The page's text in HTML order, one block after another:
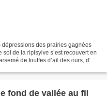
dépressions des prairies gagnées
de la ripisylve s’est recouvert en
de touffes d’ail des ours, d’où
fond de vallée au fil